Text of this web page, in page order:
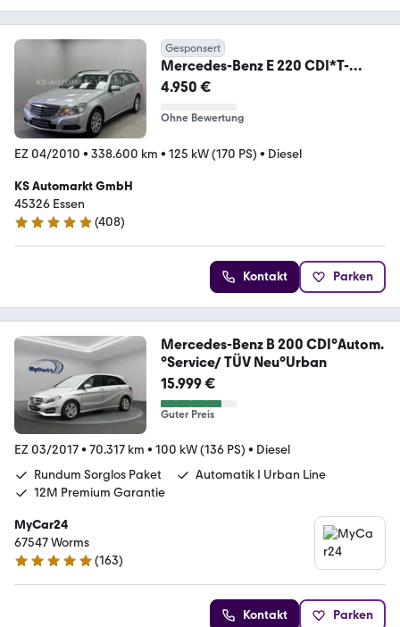
Gesponsert
Mercedes-Benz E 220 CDI*T-
Modell*Aut.*Navi*Xenon*Tempom
4.950 €
Ohne Bewertung
EZ 04/2010 • 338.600 km • 125 kW (170 PS) • Diesel
KS Automarkt GmbH
45326 Essen
4.8 Sterne
(408)
Kontakt Parken
Mercedes-Benz B 200 CDI°Autom.
°Service/ TÜV Neu°Urban
15.999 €
Guter Preis
EZ 03/2017• 70.317 km • 100 kW (136 PS) • Diesel
Rundum Sorglos Paket
Automatik I Urban Line
12M Premium Garantie
MyCar24
67547 Worms
5 Sterne
(163)
Kontakt Parken